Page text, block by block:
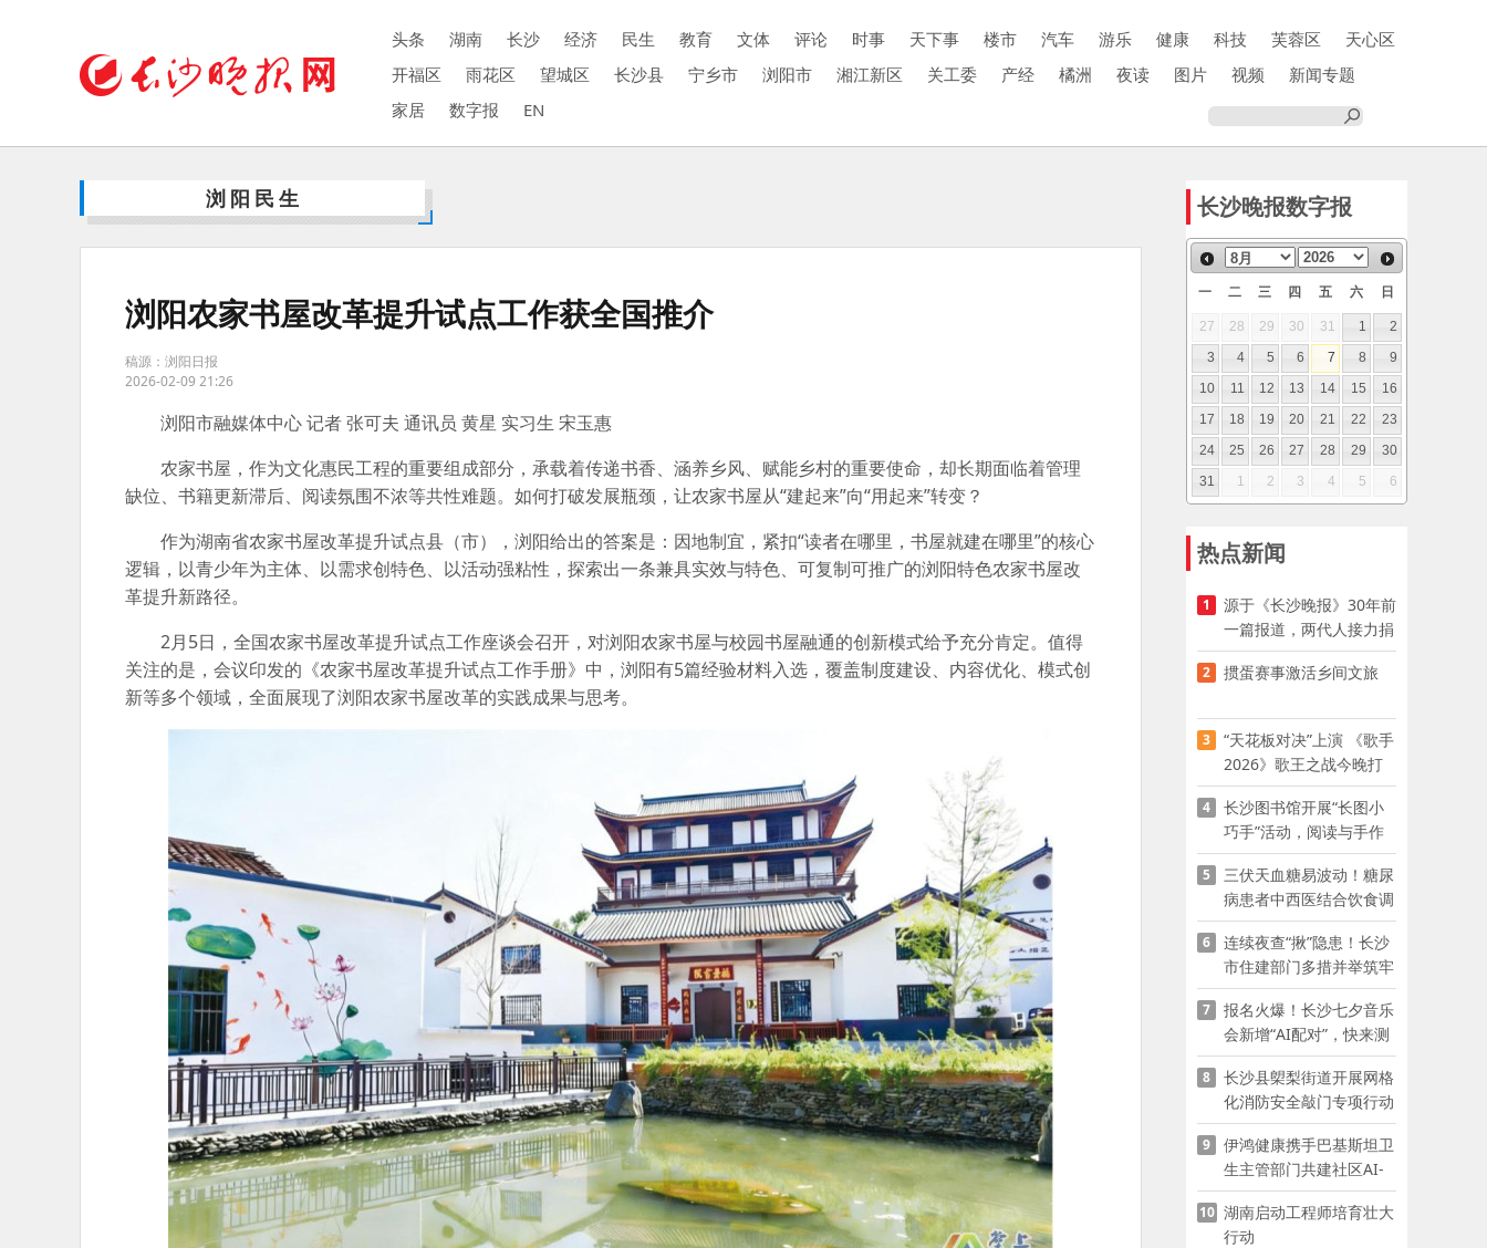
头条 湖南 长沙 经济 民生 教育 文体 评论 时事 天下事 楼市 汽车 游乐 健康 科技 芙蓉区
天心区
开福区
雨花区 望城区 长沙县 宁乡市 浏阳市 湘江新区 关工委 产经 橘洲 夜读 图片 视频
新闻专题
家居
数字报 EN
浏阳民生
浏阳农家书屋改革提升试点工作获全国推介
稿源：浏阳日报
2026-02-09 21:26
浏阳市融媒体中心 记者 张可夫 通讯员 黄星 实习生 宋玉惠
农家书屋，作为文化惠民工程的重要组成部分，承载着传递书香、涵养乡风、赋能乡村的重要使命，却长期面临着管理
缺位、书籍更新滞后、阅读氛围不浓等共性难题。如何打破发展瓶颈，让农家书屋从“建起来”向“用起来”转变？
作为湖南省农家书屋改革提升试点县（市），浏阳给出的答案是：因地制宜，紧扣“读者在哪里，书屋就建在哪里”的核心
逻辑，以青少年为主体、以需求创特色、以活动强粘性，探索出一条兼具实效与特色、可复制可推广的浏阳特色农家书屋改
革提升新路径。
2月5日，全国农家书屋改革提升试点工作座谈会召开，对浏阳农家书屋与校园书屋融通的创新模式给予充分肯定。值得
关注的是，会议印发的《农家书屋改革提升试点工作手册》中，浏阳有5篇经验材料入选，覆盖制度建设、内容优化、模式创
新等多个领域，全面展现了浏阳农家书屋改革的实践成果与思考。
长沙晚报数字报
一 二 三 四 五 六 日
27 28 29 30 31 1
2
3
4 5 6 7 8
9
10
11 12 13 14 15
16
17
18 19 20 21 22
23
24
25 26 27 28 29
30
31
1 2 3 4 5 6
热点新闻
1
源于《长沙晚报》30年前
一篇报道，两代人接力捐
资助学
2 掼蛋赛事激活乡间文旅
3
“天花板对决”上演 《歌手
2026》歌王之战今晚打
响
4
长沙图书馆开展“长图小
巧手”活动，阅读与手作
赋能少儿暑期成长
5
三伏天血糖易波动！糖尿
病患者中西医结合饮食调
养指南
6
连续夜查“揪”隐患！长沙
市住建部门多措并举筑牢
夏季建筑施工安全防线
7
报名火爆！长沙七夕音乐
会新增“AI配对”，快来测
测你的七夕缘分
8
长沙县㮾梨街道开展网格
化消防安全敲门专项行动
9
伊鸿健康携手巴基斯坦卫
生主管部门共建社区AI-
POCT生态
10 湖南启动工程师培育壮大
行动